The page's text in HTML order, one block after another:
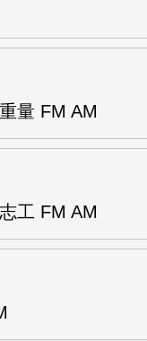
量 FM AM
工 FM AM